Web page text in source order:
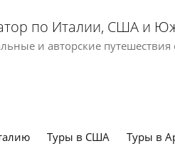
по Италии, США и
и авторские путешествия
Туры в США Туры в